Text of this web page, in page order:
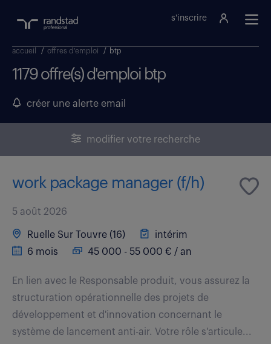
s'inscrire
accueil / offres d'emploi / btp
1179 offre(s) d'emploi btp
créer une alerte email
modifier votre recherche
work package manager (f/h)
5 août 2026
Ruelle Sur Touvre (16)
intérim
6 mois
45 000 - 55 000 € / an
En lien avec le Responsable produit, vous assurez la
structuration opérationnelle des projets de
développement et d'innovation concernant le
système de lancement anti-air. Votre rôle s'articule...